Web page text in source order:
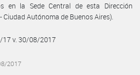
en la Sede Central de esta Dirección
Autónoma de Buenos Aires).
17 v. 30/08/2017
2017